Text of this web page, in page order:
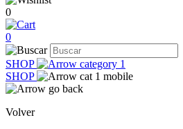
0
0
SHOP
SHOP
Volver